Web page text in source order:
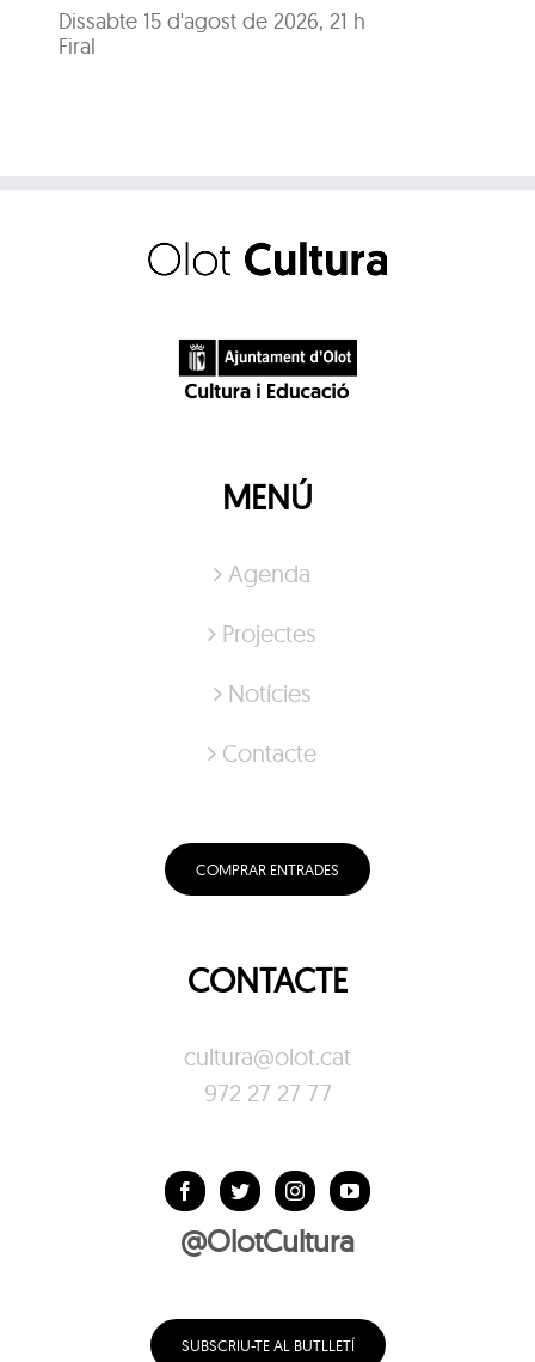
Dissabte 15 d'agost de 2026, 21 h
Firal
MENÚ
Agenda
Projectes
Notícies
Contacte
COMPRAR ENTRADES
CONTACTE
cultura@olot.cat
972 27 27 77
@OlotCultura
SUBSCRIU-TE AL BUTLLETÍ